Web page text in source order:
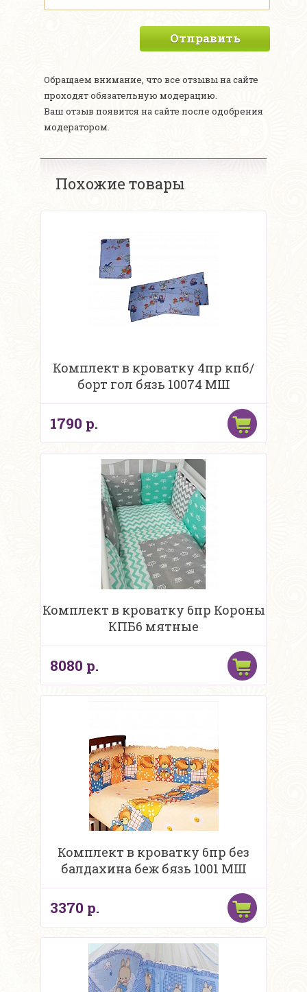
Отправить
Обращаем внимание, что все отзывы на сайте
проходят обязательную модерацию.
Ваш отзыв появится на сайте после одобрения
модератором.
Похожие товары
Комплект в кроватку 4пр кпб/
борт гол бязь 10074 МШ
1790 р.
Комплект в кроватку 6пр Короны
КПБ6 мятные
8080 р.
Комплект в кроватку 6пр без
балдахина беж бязь 1001 МШ
3370 р.